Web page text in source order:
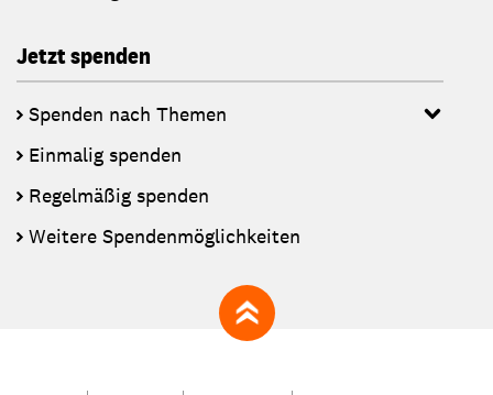
Jetzt spenden
Spenden nach Themen
Einmalig spenden
Regelmäßig spenden
Weitere Spendenmöglichkeiten
zum Seitenanfang